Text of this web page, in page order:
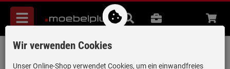
Menü
Suche
B2B Beratung
Franke Antea AZG 611-86 Onyx -
114.0477.978 Granitspüle
Wir verwenden Cookies
Unser Online-Shop verwendet Cookies, um ein einwandfreies